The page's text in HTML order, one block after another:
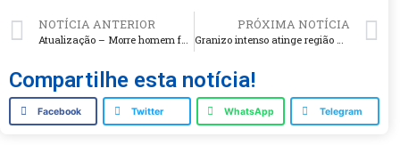
NOTÍCIA ANTERIOR PRÓXIMA NOTÍCIA
Compartilhe esta notícia!
Facebook Twitter WhatsApp Telegram